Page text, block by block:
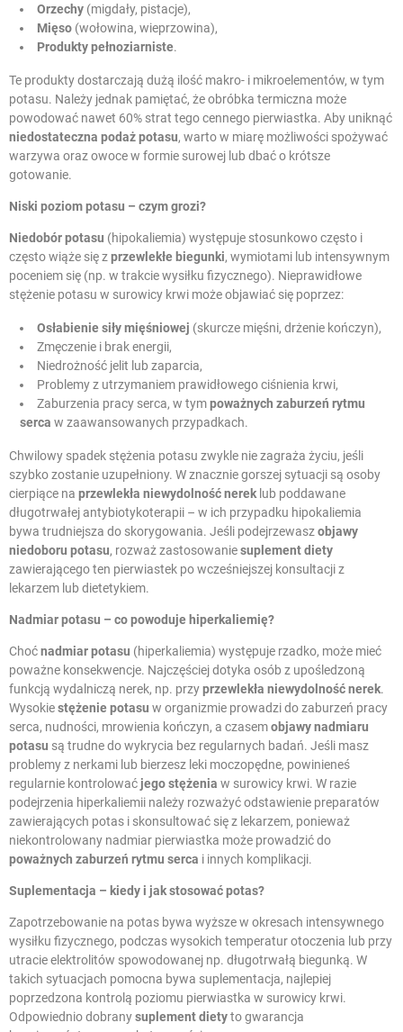
Orzechy (migdały, pistacje),
Mięso (wołowina, wieprzowina),
Produkty pełnoziarniste.
Te produkty dostarczają dużą ilość makro- i mikroelementów, w tym
potasu. Należy jednak pamiętać, że obróbka termiczna może
powodować nawet 60% strat tego cennego pierwiastka. Aby uniknąć
niedostateczna podaż potasu, warto w miarę możliwości spożywać
warzywa oraz owoce w formie surowej lub dbać o krótsze
gotowanie.
Niski poziom potasu – czym grozi?
Niedobór potasu (hipokaliemia) występuje stosunkowo często i
często wiąże się zprzewlekłe biegunki, wymiotami lub intensywnym
poceniem się (np. w trakcie wysiłku fizycznego). Nieprawidłowe
stężenie potasu w surowicy krwi może objawiać się poprzez:
Osłabienie siły mięśniowej (skurcze mięśni, drżenie kończyn),
Zmęczenie i brak energii,
Niedrożność jelit lub zaparcia,
Problemy z utrzymaniem prawidłowego ciśnienia krwi,
Zaburzenia pracy serca, w tympoważnych zaburzeń rytmu
serca w zaawansowanych przypadkach.
Chwilowy spadek stężenia potasu zwykle nie zagraża życiu, jeśli
szybko zostanie uzupełniony. W znacznie gorszej sytuacji są osoby
cierpiące na przewlekła niewydolność nereklub poddawane
długotrwałej antybiotykoterapii – w ich przypadku hipokaliemia
bywa trudniejsza do skorygowania. Jeśli podejrzewaszobjawy
niedoboru potasu, rozważ zastosowaniesuplement diety
zawierającego ten pierwiastek po wcześniejszej konsultacji z
lekarzem lub dietetykiem.
Nadmiar potasu – co powoduje hiperkaliemię?
Choćnadmiar potasu (hiperkaliemia) występuje rzadko, może mieć
poważne konsekwencje. Najczęściej dotyka osób z upośledzoną
funkcją wydalniczą nerek, np. przyprzewlekła niewydolność nerek.
Wysokiestężenie potasu w organizmie prowadzi do zaburzeń pracy
serca, nudności, mrowienia kończyn, a czasemobjawy nadmiaru
potasu są trudne do wykrycia bez regularnych badań. Jeśli masz
problemy z nerkami lub bierzesz leki moczopędne, powinieneś
regularnie kontrolować jego stężenia w surowicy krwi. W razie
podejrzenia hiperkaliemii należy rozważyć odstawienie preparatów
zawierających potas i skonsultować się z lekarzem, ponieważ
niekontrolowany nadmiar pierwiastka może prowadzić do
poważnych zaburzeń rytmu serca i innych komplikacji.
Suplementacja – kiedy i jak stosować potas?
Zapotrzebowanie na potas bywa wyższe w okresach intensywnego
wysiłku fizycznego, podczas wysokich temperatur otoczenia lub przy
utracie elektrolitów spowodowanej np. długotrwałą biegunką. W
takich sytuacjach pomocna bywa suplementacja, najlepiej
poprzedzona kontrolą poziomu pierwiastka w surowicy krwi.
Odpowiednio dobranysuplement dietyto gwarancja